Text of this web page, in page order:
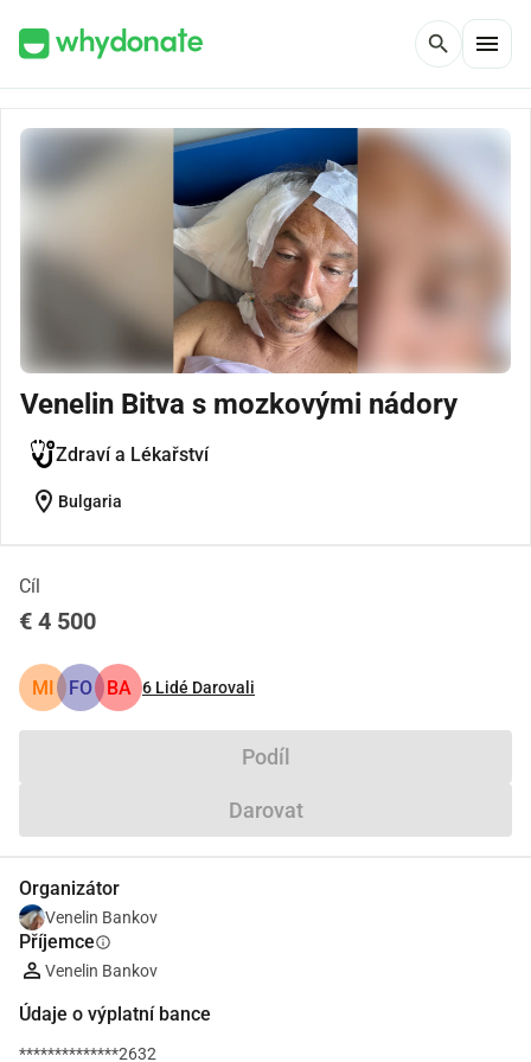
search menu
Venelin Bitva s mozkovými nádory
Zdraví a Lékařství
location_on Bulgaria
Cíl
€ 4 500
MI FO BA 6 Lidé Darovali
Podíl
Darovat
Organizátor
Venelin Bankov
Příjemceinfo
Venelin Bankov
Údaje o výplatní bance
**************2632